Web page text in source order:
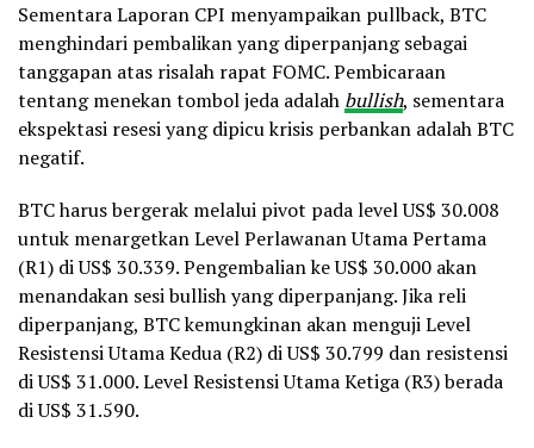
Sementara Laporan CPI menyampaikan pullback, BTC
menghindari pembalikan yang diperpanjang sebagai
tanggapan atas risalah rapat FOMC. Pembicaraan
tentang menekan tombol jeda adalah bullish, sementara
ekspektasi resesi yang dipicu krisis perbankan adalah BTC
negatif.
BTC harus bergerak melalui pivot pada level US$ 30.008
untuk menargetkan Level Perlawanan Utama Pertama
(R1) di US$ 30.339. Pengembalian ke US$ 30.000 akan
menandakan sesi bullish yang diperpanjang. Jika reli
diperpanjang, BTC kemungkinan akan menguji Level
Resistensi Utama Kedua (R2) di US$ 30.799 dan resistensi
di US$ 31.000. Level Resistensi Utama Ketiga (R3) berada
di US$ 31.590.